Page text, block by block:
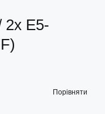
2x E5-
Порівняти